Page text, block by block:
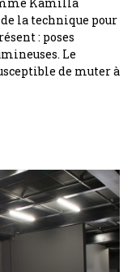
la technique pour
: poses
Le
de muter à